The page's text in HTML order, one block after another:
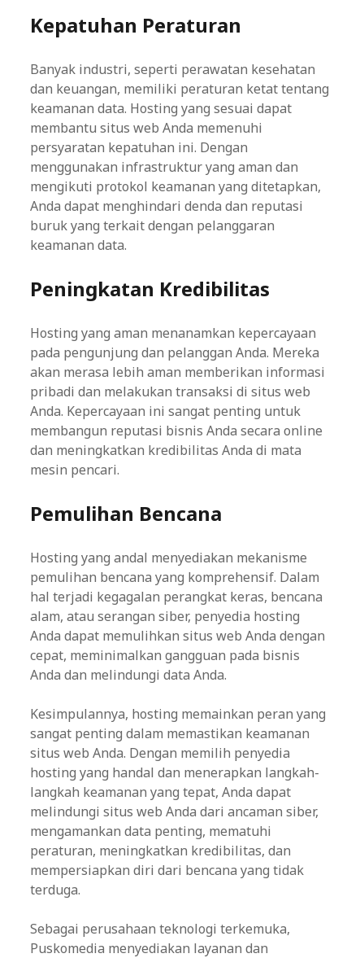
Kepatuhan Peraturan
Banyak industri, seperti perawatan kesehatan
dan keuangan, memiliki peraturan ketat tentang
keamanan data. Hosting yang sesuai dapat
membantu situs web Anda memenuhi
persyaratan kepatuhan ini. Dengan
menggunakan infrastruktur yang aman dan
mengikuti protokol keamanan yang ditetapkan,
Anda dapat menghindari denda dan reputasi
buruk yang terkait dengan pelanggaran
keamanan data.
Peningkatan Kredibilitas
Hosting yang aman menanamkan kepercayaan
pada pengunjung dan pelanggan Anda. Mereka
akan merasa lebih aman memberikan informasi
pribadi dan melakukan transaksi di situs web
Anda. Kepercayaan ini sangat penting untuk
membangun reputasi bisnis Anda secara online
dan meningkatkan kredibilitas Anda di mata
mesin pencari.
Pemulihan Bencana
Hosting yang andal menyediakan mekanisme
pemulihan bencana yang komprehensif. Dalam
hal terjadi kegagalan perangkat keras, bencana
alam, atau serangan siber, penyedia hosting
Anda dapat memulihkan situs web Anda dengan
cepat, meminimalkan gangguan pada bisnis
Anda dan melindungi data Anda.
Kesimpulannya, hosting memainkan peran yang
sangat penting dalam memastikan keamanan
situs web Anda. Dengan memilih penyedia
hosting yang handal dan menerapkan langkah-
langkah keamanan yang tepat, Anda dapat
melindungi situs web Anda dari ancaman siber,
mengamankan data penting, mematuhi
peraturan, meningkatkan kredibilitas, dan
mempersiapkan diri dari bencana yang tidak
terduga.
Sebagai perusahaan teknologi terkemuka,
Puskomedia menyediakan layanan dan